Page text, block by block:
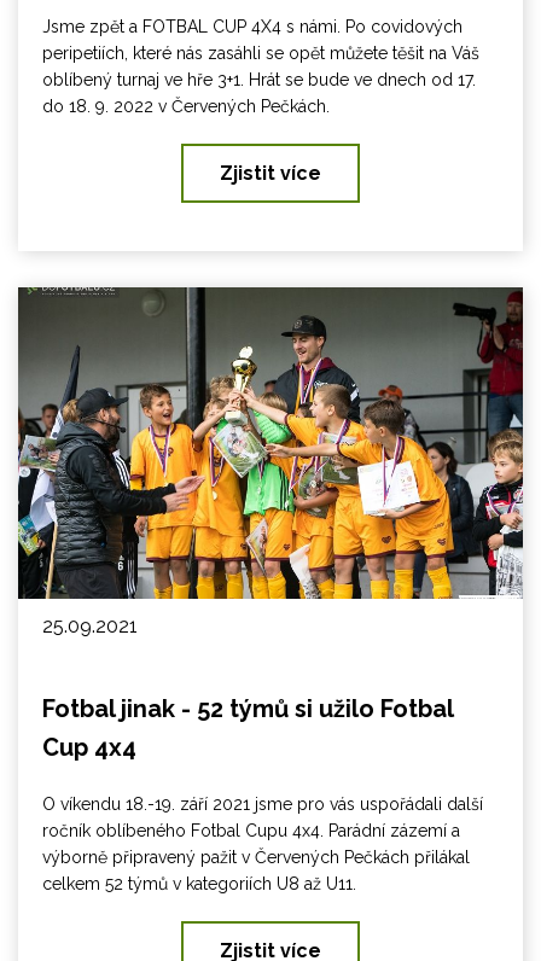
Jsme zpět a FOTBAL CUP 4X4 s námi. Po covidových
peripetiích, které nás zasáhli se opět můžete těšit na Váš
oblíbený turnaj ve hře 3+1. Hrát se bude ve dnech od 17.
do 18. 9. 2022 v Červených Pečkách.
Zjistit více
25.09.2021
Fotbal jinak - 52 týmů si užilo Fotbal
Cup 4x4
O víkendu 18.-19. září 2021 jsme pro vás uspořádali další
ročník oblíbeného Fotbal Cupu 4x4. Parádní zázemí a
výborně připravený pažit v Červených Pečkách přilákal
celkem 52 týmů v kategoriích U8 až U11.
Zjistit více